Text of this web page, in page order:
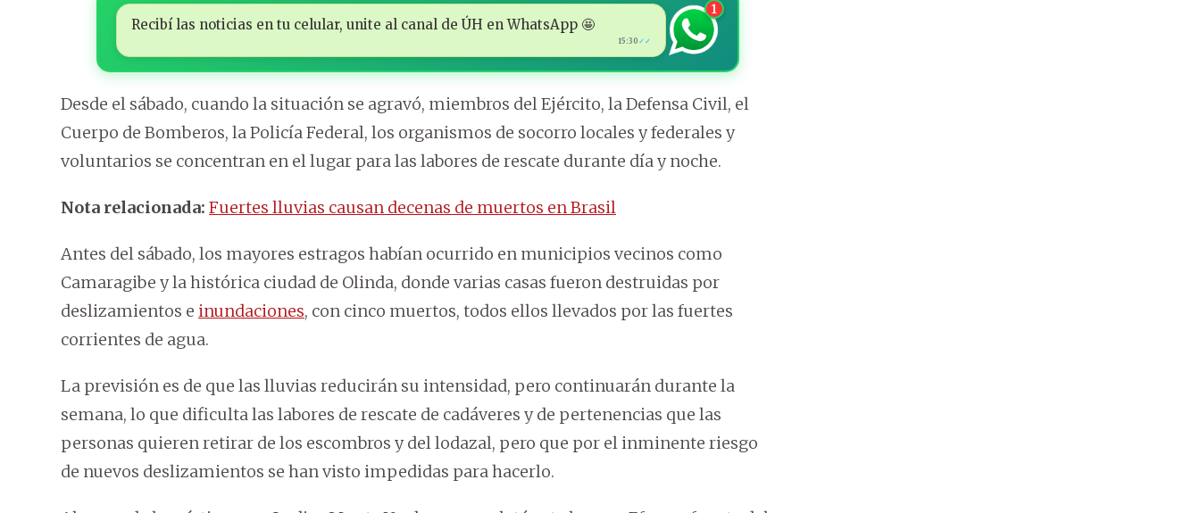
Recibí las noticias en tu celular, unite al canal de ÚH en WhatsApp 🤩
15:30 ✓✓
1
Desde el sábado, cuando la situación se agravó, miembros del Ejército, la Defensa Civil, el
Cuerpo de Bomberos, la Policía Federal, los organismos de socorro locales y federales y
voluntarios se concentran en el lugar para las labores de rescate durante día y noche.
Nota relacionada: Fuertes lluvias causan decenas de muertos en Brasil
Antes del sábado, los mayores estragos habían ocurrido en municipios vecinos como
Camaragibe y la histórica ciudad de Olinda, donde varias casas fueron destruidas por
deslizamientos e inundaciones, con cinco muertos, todos ellos llevados por las fuertes
corrientes de agua.
La previsión es de que las lluvias reducirán su intensidad, pero continuarán durante la
semana, lo que dificulta las labores de rescate de cadáveres y de pertenencias que las
personas quieren retirar de los escombros y del lodazal, pero que por el inminente riesgo
de nuevos deslizamientos se han visto impedidas para hacerlo.